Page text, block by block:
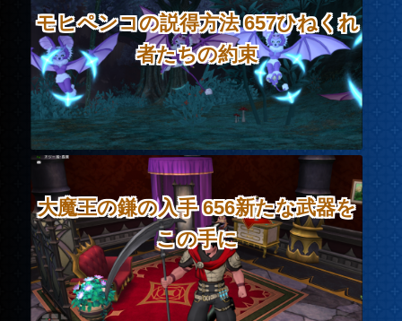
モヒペンコの説得方法 657ひねくれ
者たちの約束
大魔王の鎌の入手 656新たな武器を
この手に